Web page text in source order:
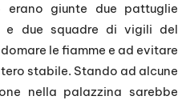
erano giunte due pattuglie
e due squadre di vigili del
le fiamme e ad evitare
stabile. Stando ad alcune
nella palazzina sarebbe